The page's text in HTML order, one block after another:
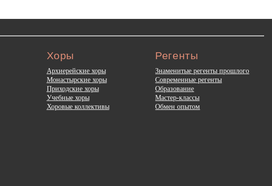
Хоры
Архиерейские хоры
Монастырские хоры
Приходские хоры
Учебные хоры
Хоровые коллективы
Регенты
Знаменитые регенты прошлого
Современные регенты
Образование
Мастер-классы
Обмен опытом